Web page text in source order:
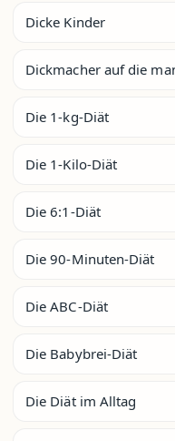
Dicke Kinder
Dickmacher auf die
Die 1-kg-Diät
Die 1-Kilo-Diät
Die 6:1-Diät
Die 90-Minuten-Diät
Die ABC-Diät
Die Babybrei-Diät
Die Diät im Alltag